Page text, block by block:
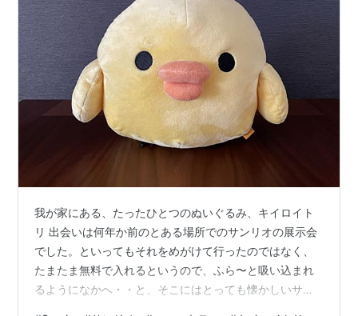
我が家にある、たったひとつのぬいぐるみ、キイロイト
リ 出会いは何年か前のとある場所でのサンリオの展示会
でした。といってもそれをめがけて行ったのではなく、
たまたま無料で入れるというので、ふら〜と吸い込まれ
るようになかへ・・と、そこにはとっても懐かしいサン